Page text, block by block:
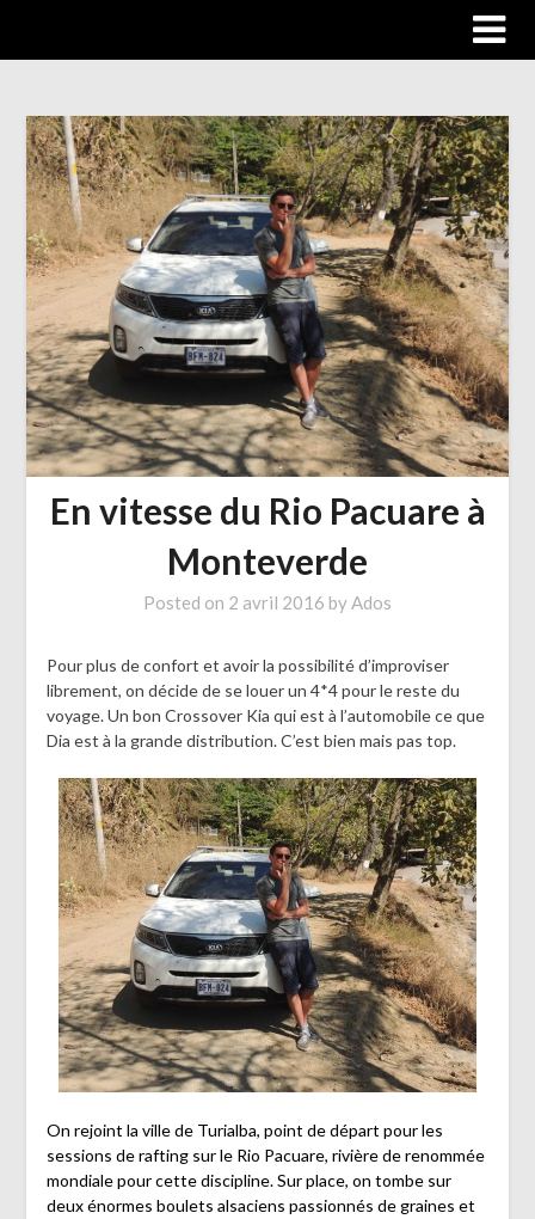
En vitesse du Rio Pacuare à
Monteverde
Posted on 2 avril 2016 byAdos
Pour plus de confort et avoir la possibilité d’improviser
librement, on décide de se louer un 4*4 pour le reste du
voyage. Un bon Crossover Kia qui est à l’automobile ce que
Dia est à la grande distribution. C’est bien mais pas top.
On rejoint la ville de Turialba, point de départ pour les
sessions de rafting sur le Rio Pacuare, rivière de renommée
mondiale pour cette discipline. Sur place, on tombe sur
deux énormes boulets alsaciens passionnés de graines et